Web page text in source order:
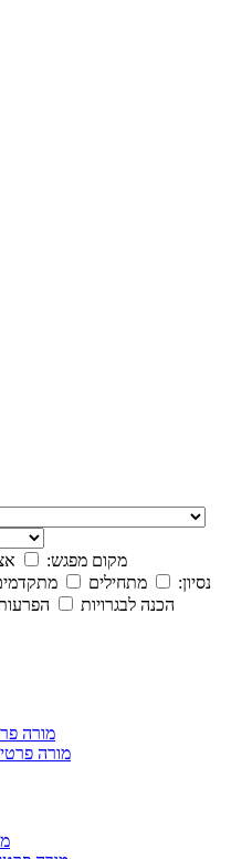
מקום מפגש:
נסיון:
מתחילים
הכנה לבגרויות
מורה
מורה